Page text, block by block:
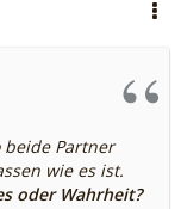
beide Partner
wie es ist.
oder Wahrheit?